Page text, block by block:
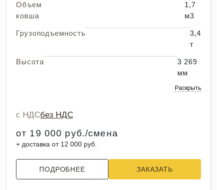
Объем
ковша
1,7
м3
Грузоподъемность
3,4
т
Высота
3 269
мм
Раскрыть
с НДСбез НДС
от 19 000 руб./смена
+ доставка от 12 000 руб.
ПОДРОБНЕЕ ЗАКАЗАТЬ